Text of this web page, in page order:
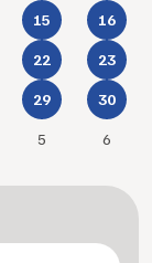
15 16
22 23
29 30
5 6